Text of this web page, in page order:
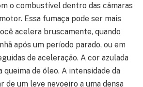
o combustível dentro das câmaras
Essa fumaça pode ser mais
acelera bruscamente, quando
após um período parado, ou em
de aceleração. A cor azulada
de óleo. A intensidade da
de um leve nevoeiro a uma densa